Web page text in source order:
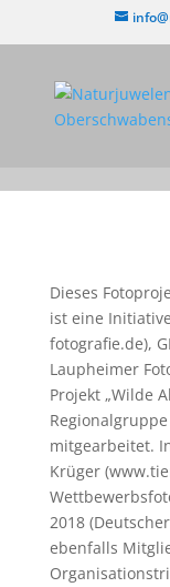
Dieses
ist eine
fotografie.de),
Laupheimer
Projekt „Wilde
mitgearbeitet.
Krüger (
2018
ebenfalls